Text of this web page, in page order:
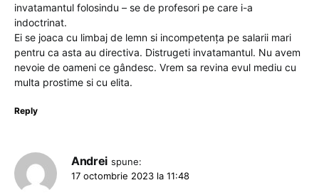
invatamantul folosindu – se de profesori pe care i-a
indoctrinat.
Ei se joaca cu limbaj de lemn si incompetența pe salarii mari
pentru ca asta au directiva. Distrugeti invatamantul. Nu avem
nevoie de oameni ce gândesc. Vrem sa revina evul mediu cu
multa prostime si cu elita.
Reply
Andrei spune:
17 octombrie 2023 la 11:48